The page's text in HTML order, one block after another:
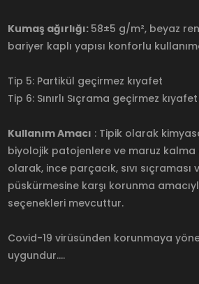
Kumaş ağırlığı: 58±5 g/m², beyaz
bariyer kaplı yapısı konforlu
Tip 5: Partikül geçirmez kıyafet
Tip 6: Sınırlı Sıçrama geçirmez kıyafet
Kullanım Amacı : Tipik olarak
biyolojik patojenlere ve maruz kalma
olarak, ince parçacık, sıvı sıçraması
püskürmesine karşı korunma
seçenekleri mevcuttur.
Covid-19 virüsünden korunmaya
uygundur....